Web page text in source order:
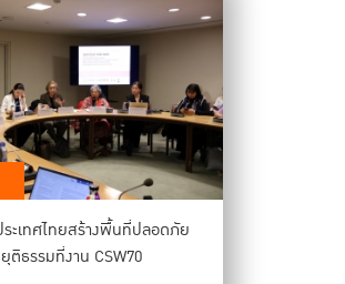
ะเทศไทยสร้างพื้นที่ปลอดภัย
ติธรรมที่งาน CSW70